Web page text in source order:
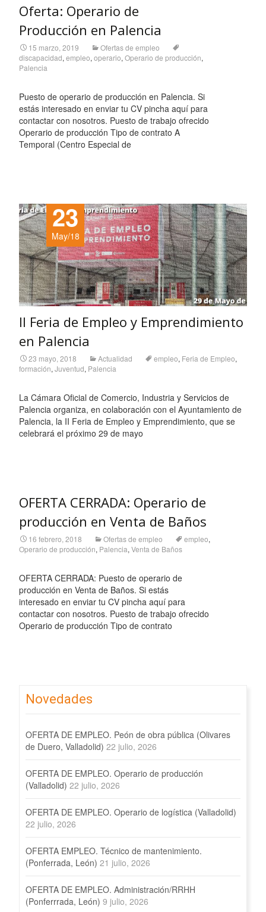
Oferta: Operario de
Producción en Palencia
15 marzo, 2019
Ofertas de empleo
discapacidad, empleo, operario, Operario de producción,
Palencia
Puesto de operario de producción en Palencia. Si
estás interesado en enviar tu CV pincha aquí para
contactar con nosotros. Puesto de trabajo ofrecido
Operario de producción Tipo de contrato A
Temporal (Centro Especial de
23
May/18
II Feria de Empleo y Emprendimiento
en Palencia
23 mayo, 2018 Actualidad empleo, Feria de Empleo,
formación, Juventud, Palencia
La Cámara Oficial de Comercio, Industria y Servicios de
Palencia organiza, en colaboración con el Ayuntamiento de
Palencia, la II Feria de Empleo y Emprendimiento, que se
celebrará el próximo 29 de mayo
OFERTA CERRADA: Operario de
producción en Venta de Baños
16 febrero, 2018 Ofertas de empleo empleo,
Operario de producción, Palencia, Venta de Baños
OFERTA CERRADA: Puesto de operario de
producción en Venta de Baños. Si estás
interesado en enviar tu CV pincha aquí para
contactar con nosotros. Puesto de trabajo ofrecido
Operario de producción Tipo de contrato
Novedades
OFERTA DE EMPLEO. Peón de obra pública (Olivares
de Duero, Valladolid) 22 julio, 2026
OFERTA DE EMPLEO. Operario de producción
(Valladolid) 22 julio, 2026
OFERTA DE EMPLEO. Operario de logística (Valladolid)
22 julio, 2026
OFERTA EMPLEO. Técnico de mantenimiento.
(Ponferrada, León) 21 julio, 2026
OFERTA DE EMPLEO. Administración/RRHH
(Ponferrrada, León) 9 julio, 2026